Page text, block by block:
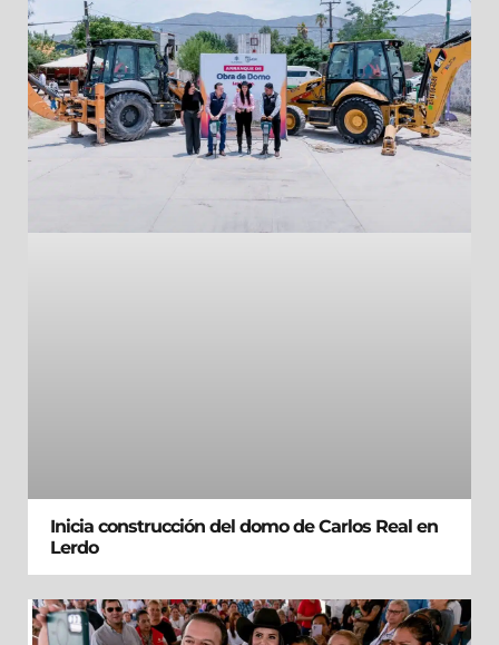
Inicia construcción del domo de Carlos Real en
Lerdo